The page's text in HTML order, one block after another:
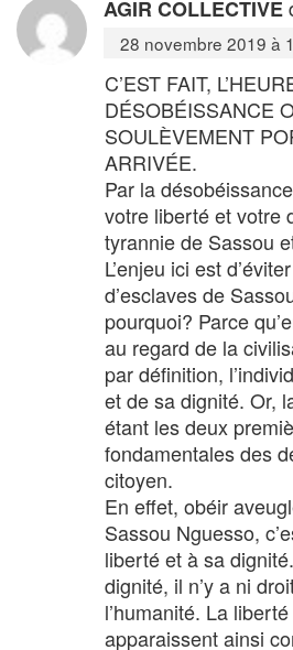
AGIR COLLECTIVE
28 novembre 2019 à
C’EST FAIT,
DÉSOBÉISSANCE
SOULÈVEMENT
ARRIVÉE.
Par la
votre liberté et votre
tyrannie de Sassou
L’enjeu ici est
d’esclaves de
pourquoi? Parce
au regard de la
par définition,
et de sa dignité. Or,
étant les deux
fondamentales des
citoyen.
En effet, obéir
Sassou Nguesso,
liberté et à sa
dignité, il n’y a ni
l’humanité. La
apparaissent ainsi